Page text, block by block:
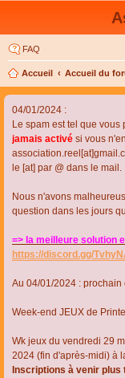
FAQ
Accueil Accueil du
04/01/2024 :
Le spam est tel que
jamais activé si vous
le [at] par @ dans le mail.
Nous n'avons
question dans les jours
=> la meilleure solution
https://discord.gg/
Au 04/01/2024 :
Week-end JEUX de
Wk jeux du vendredi 29
2024 (fin d'après-midi) à
Inscriptions à venir plus